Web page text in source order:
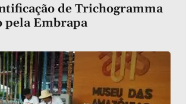
de Trichogramma
pela Embrapa